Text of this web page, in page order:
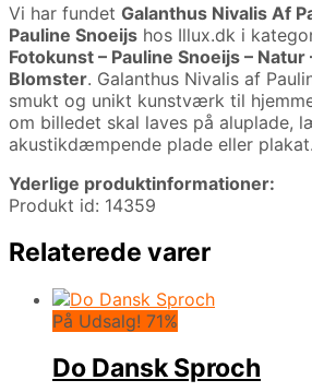
Vi har fundet Galanthus Nivalis Af
Pauline Snoeijs hos Illux.dk i
Fotokunst – Pauline Snoeijs –
Blomster. Galanthus Nivalis af
smukt og unikt kunstværk til
om billedet skal laves på aluplade,
akustikdæmpende plade eller plakat.
Yderlige produktinformationer:
Produkt id: 14359
Relaterede varer
På Udsalg! 71%
Do Dansk Sproch